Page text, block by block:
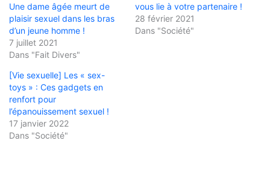
Une dame âgée meurt de
plaisir sexuel dans les bras
d’un jeune homme !
7 juillet 2021
Dans "Fait Divers"
vous lie à votre partenaire !
28 février 2021
Dans "Société"
[Vie sexuelle] Les « sex-
toys » : Ces gadgets en
renfort pour
l’épanouissement sexuel !
17 janvier 2022
Dans "Société"